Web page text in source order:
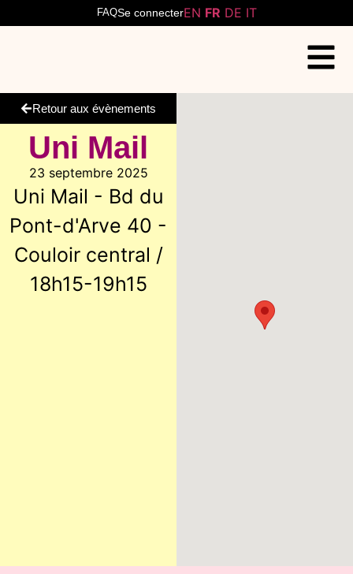
EN FR DE IT
FAQSe connecter
Retour aux évènements
Uni Mail
23 septembre 2025
Uni Mail - Bd du
Pont-d'Arve 40 -
Couloir central /
18h15-19h15